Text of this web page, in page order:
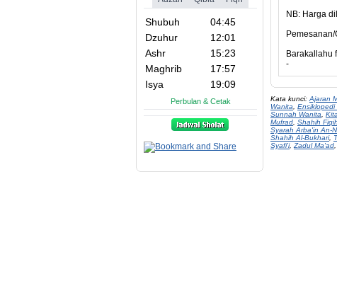
NB: Harga
Barakallahu
-
Kata kunci: Ajaran
Wanita
Ensiklopedi
Sunnah Wanita
Mufrad Shahih
Syarah Arba'in An-
Shahih Al-Bukhari,
Syafi'i, Zadul Ma'ad